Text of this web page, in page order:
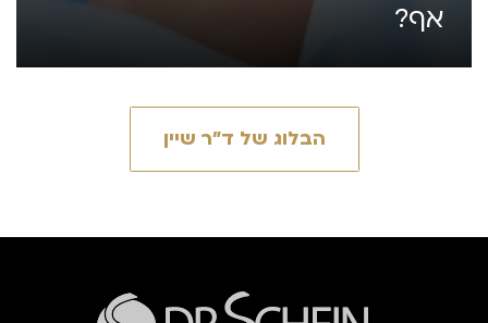
אף?
הבלוג של ד״ר שיין